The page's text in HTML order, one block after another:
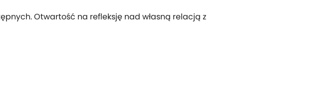
Otwartość na refleksję nad własną relacją z